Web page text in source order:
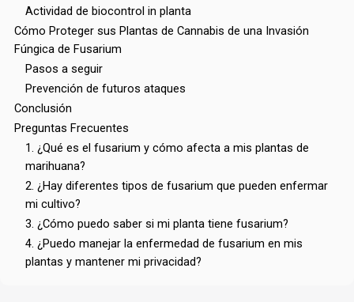
Actividad de biocontrol in planta
Cómo Proteger sus Plantas de Cannabis de una Invasión
Fúngica de Fusarium
Pasos a seguir
Prevención de futuros ataques
Conclusión
Preguntas Frecuentes
1. ¿Qué es el fusarium y cómo afecta a mis plantas de
marihuana?
2. ¿Hay diferentes tipos de fusarium que pueden enfermar
mi cultivo?
3. ¿Cómo puedo saber si mi planta tiene fusarium?
4. ¿Puedo manejar la enfermedad de fusarium en mis
plantas y mantener mi privacidad?